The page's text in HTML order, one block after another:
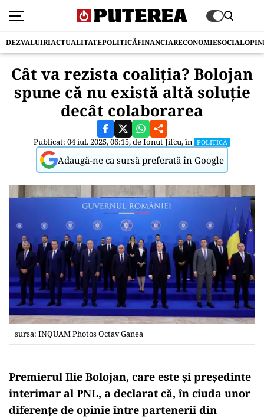
DEZVALUIRIACTUALITATEPOLITICĂFINANCIARECONOMIESOCIAL
Cât va rezista coaliția? Bolojan
spune că nu există altă soluție
decât colaborarea
Publicat: 04 iul. 2025, 06:15, deIonut Jifcu, în POLITICĂ
Adaugă-ne ca sursă preferată în Google
sursa: INQUAM Photos Octav Ganea
Premierul Ilie Bolojan, care este și președinte
interimar al PNL, a declarat că, în ciuda unor
diferențe de opinie între partenerii din